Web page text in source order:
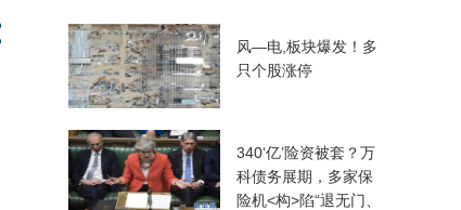
风—电,板块爆发！多
只个股涨停
340‘亿’险资被套？万
科债务展期，多家保
险机<构>陷“退无门、